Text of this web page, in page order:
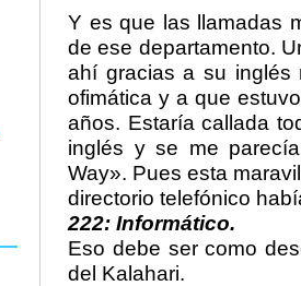
Y es que las llamadas
de ese departamento.
ahí gracias a su inglés
ofimática y a que
años. Estaría callada
inglés y se me
Way». Pues esta
directorio telefónico
222: Informático.
Eso debe ser como
del Kalahari.